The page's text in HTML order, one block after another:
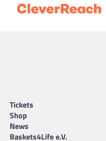
Tickets
Shop
News
Baskets4Life e.V.